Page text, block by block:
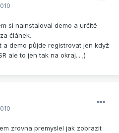
si nainstaloval demo a určitě
článek.
a demo půjde registrovat jen když
ale to jen tak na okraj... ;)
zrovna premyslel jak zobrazit